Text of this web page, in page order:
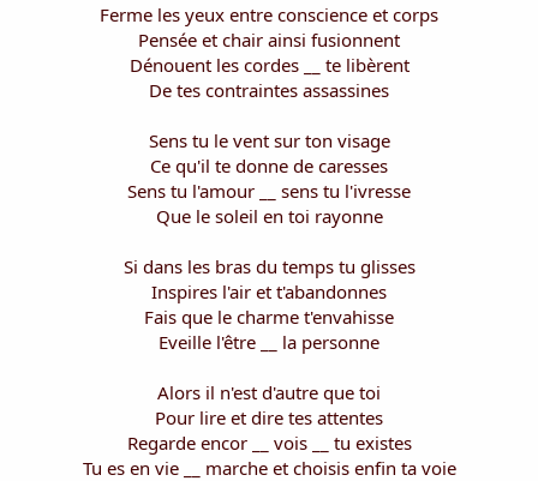
Ferme les yeux entre conscience et corps
Pensée et chair ainsi fusionnent
Dénouent les cordes __ te libèrent
De tes contraintes assassines
Sens tu le vent sur ton visage
Ce qu'il te donne de caresses
Sens tu l'amour __ sens tu l'ivresse
Que le soleil en toi rayonne
Si dans les bras du temps tu glisses
Inspires l'air et t'abandonnes
Fais que le charme t'envahisse
Eveille l'être __ la personne
Alors il n'est d'autre que toi
Pour lire et dire tes attentes
Regarde encor __ vois __ tu existes
Tu es en vie __ marche et choisis enfin ta voie​